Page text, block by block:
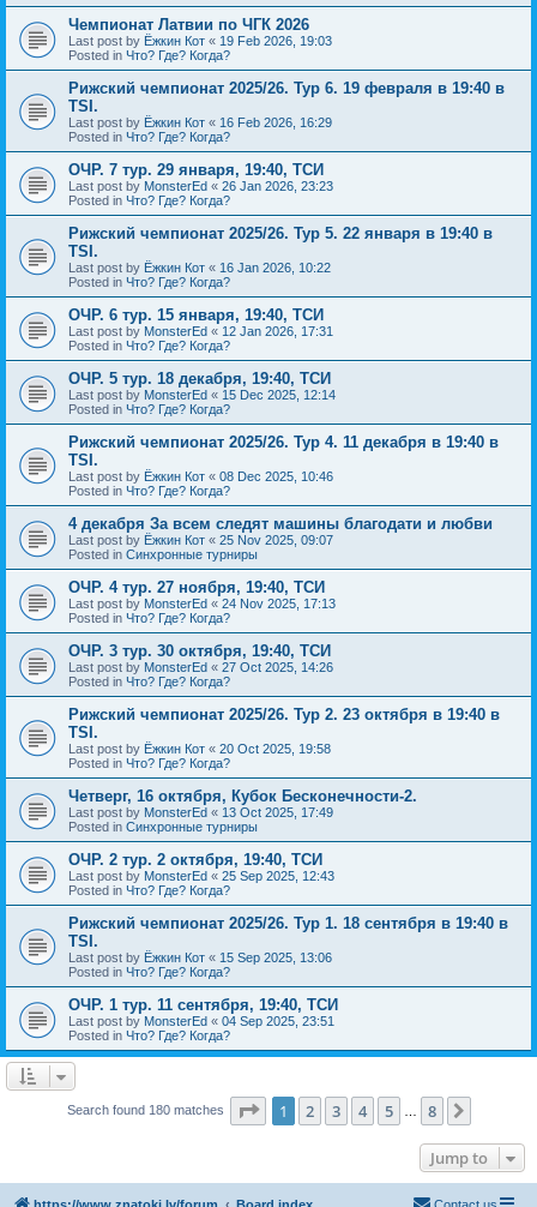
Чемпионат Латвии по ЧГК 2026
Last post by Ёжкин Кот « 19 Feb 2026, 19:03
Posted in Что? Где? Когда?
Рижский чемпионат 2025/26. Тур 6. 19 февраля в 19:40 в
TSI.
Last post by Ёжкин Кот « 16 Feb 2026, 16:29
Posted in Что? Где? Когда?
ОЧР. 7 тур. 29 января, 19:40, ТСИ
Last post by MonsterEd « 26 Jan 2026, 23:23
Posted in Что? Где? Когда?
Рижский чемпионат 2025/26. Тур 5. 22 января в 19:40 в
TSI.
Last post by Ёжкин Кот « 16 Jan 2026, 10:22
Posted in Что? Где? Когда?
ОЧР. 6 тур. 15 января, 19:40, ТСИ
Last post by MonsterEd « 12 Jan 2026, 17:31
Posted in Что? Где? Когда?
ОЧР. 5 тур. 18 декабря, 19:40, ТСИ
Last post by MonsterEd « 15 Dec 2025, 12:14
Posted in Что? Где? Когда?
Рижский чемпионат 2025/26. Тур 4. 11 декабря в 19:40 в
TSI.
Last post by Ёжкин Кот « 08 Dec 2025, 10:46
Posted in Что? Где? Когда?
4 декабря За всем следят машины благодати и любви
Last post by Ёжкин Кот « 25 Nov 2025, 09:07
Posted in Синхронные турниры
ОЧР. 4 тур. 27 ноября, 19:40, ТСИ
Last post by MonsterEd « 24 Nov 2025, 17:13
Posted in Что? Где? Когда?
ОЧР. 3 тур. 30 октября, 19:40, ТСИ
Last post by MonsterEd « 27 Oct 2025, 14:26
Posted in Что? Где? Когда?
Рижский чемпионат 2025/26. Тур 2. 23 октября в 19:40 в
TSI.
Last post by Ёжкин Кот « 20 Oct 2025, 19:58
Posted in Что? Где? Когда?
Четверг, 16 октября, Кубок Бесконечности-2.
Last post by MonsterEd « 13 Oct 2025, 17:49
Posted in Синхронные турниры
ОЧР. 2 тур. 2 октября, 19:40, ТСИ
Last post by MonsterEd « 25 Sep 2025, 12:43
Posted in Что? Где? Когда?
Рижский чемпионат 2025/26. Тур 1. 18 сентября в 19:40 в
TSI.
Last post by Ёжкин Кот « 15 Sep 2025, 13:06
Posted in Что? Где? Когда?
ОЧР. 1 тур. 11 сентября, 19:40, ТСИ
Last post by MonsterEd « 04 Sep 2025, 23:51
Posted in Что? Где? Когда?
Search found 180 matches Page 1of 8
1 2 3 4 5 8
Jump to
https://www.znatoki.lv/forum Board index Contact us